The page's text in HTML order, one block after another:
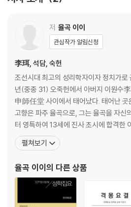
성학집요 3
2. 수기(修己) 중
제5장 참되고 진실함[誠實]
제6장 기질을 바로잡음[矯氣質]
제7장 기운을 기름[養氣]
제8장 마음을 바르게 함[正心]
제9장 몸을 단속함[檢身]
성학집요 4
제10장 덕량을 넓힘[恢德量]
제12장 도탑고 독실하게 함[敦篤]
제13장 자신을 닦음으로써 거두는 효과[修
성학집요 5
저 율곡 이이
관심작가 알림신청
李珥, 석담, 숙헌
조선시대 최고의 성리학자이자 정치가
년(중종 31) 오죽헌에서 아버지 이원수
申師任堂 사이에서 태어났다. 태어난 곳
고향은 파주 율곡으로, 그는 율곡을 자신
터 영특하여 13세에 진사 초시에 합격한
합격하고 그중 일곱 번 장원하였다. 선조 2년, 홍문관 교리였던 율곡
은 일종의 연구 휴가인 사가독서를 얻는
아들여지지 않고, 실망한 그는 관직을 떠난
펼쳐보기
율곡 이이 의 다른 상품